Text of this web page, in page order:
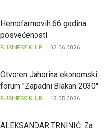
Hemofarmovih 66 godina
posvećenosti
BUSINESS KLUB 02.06.2026.
Otvoren Jahorina ekonomski
forum "Zapadni Blakan 2030"
BUSINESS KLUB 12.05.2026.
ALEKSANDAR TRNINIĆ: Za